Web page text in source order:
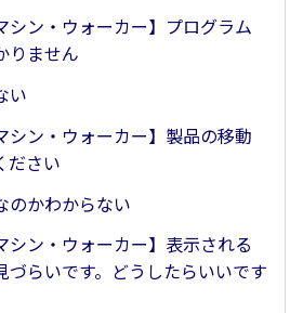
シン・ウォーカー】プログラム
りません
い
シン・ウォーカー】製品の移動
ださい
のかわからない
シン・ウォーカー】表示される
づらいです。どうしたらいいです